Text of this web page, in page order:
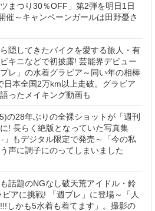
まつり30％OFF」第2弾を明日1日
催～キャンペーンガールは田野憂さ
隠してきたバイクを愛する旅人・有
キニなどで初披露! 芸能界デビュー
レ」の水着グラビア～同い年の相棒
日本全国2万km以上走破。グラビア
ったメイキング動画も
の28年ぶりの全裸ショットが「週刊
! 長らく絶版となっていた写真集
-」もデジタル限定で発売～「今の私
声に調子にのってしまいました
話題のNGなし破天荒アイドル・鈴
アに挑戦! 「週プレ」に登場～「人
しかも5水着も着てます」。撮影の